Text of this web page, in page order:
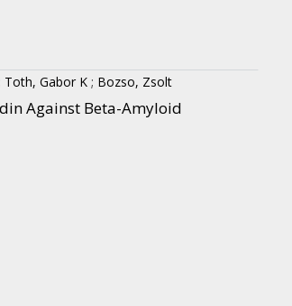
Toth, Gabor K ; Bozso, Zsolt
Against Beta-Amyloid